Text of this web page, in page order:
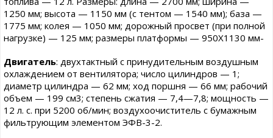
1250 мм; высота — 1150 мм (с тентом — 1540 мм); база —
1775 мм; колея — 1050 мм; дорожный просвет (при полной
нагрузке) — 125 мм; размеры платформы — 950X1130 мм-
Двигатель: двухтактный с принудительным воздушным
охлаждением от вентилятора; число цилиндров — 1;
диаметр цилиндра — 62 мм; ход поршня — 66 мм; рабочий
объем — 199 см3; степень сжатия — 7,4—7,8; мощность —
12 л. с. при 5200 об/мин; воздухоочиститель с бумажным
фильтрующим элементом ЭФВ-3-2.